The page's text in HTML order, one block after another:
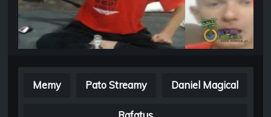
Memy Pato Streamy Daniel Magical